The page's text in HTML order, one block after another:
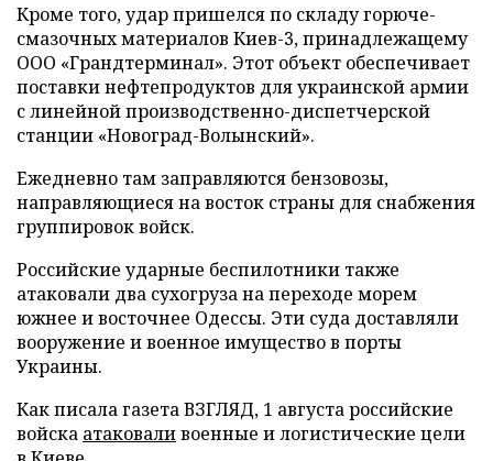
Кроме того, удар пришелся по складу горюче-
смазочных материалов Киев-3, принадлежащему
ООО «Грандтерминал». Этот объект обеспечивает
поставки нефтепродуктов для украинской армии
с линейной производственно-диспетчерской
станции «Новоград-Волынский».
Ежедневно там заправляются бензовозы,
направляющиеся на восток страны для снабжения
группировок войск.
Российские ударные беспилотники также
атаковали два сухогруза на переходе морем
южнее и восточнее Одессы. Эти суда доставляли
вооружение и военное имущество в порты
Украины.
Как писала газета ВЗГЛЯД, 1 августа российские
войска атаковаливоенные и логистические цели